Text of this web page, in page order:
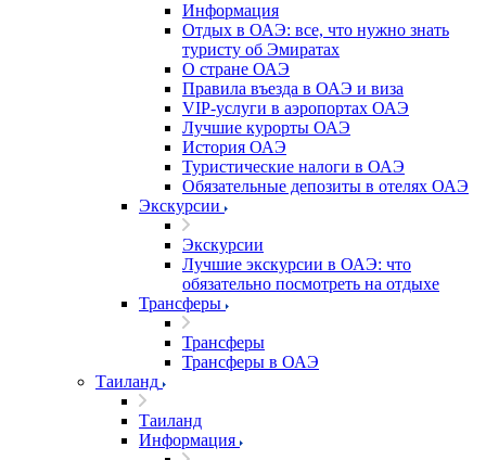
Информация
Отдых в ОАЭ: все, что нужно знать
туристу об Эмиратах
О стране ОАЭ
Правила въезда в ОАЭ и виза
VIP-услуги в аэропортах ОАЭ
Лучшие курорты ОАЭ
История ОАЭ
Туристические налоги в ОАЭ
Обязательные депозиты в отелях ОАЭ
Экскурсии
Экскурсии
Лучшие экскурсии в ОАЭ: что
обязательно посмотреть на отдыхе
Трансферы
Трансферы
Трансферы в ОАЭ
Таиланд
Таиланд
Информация